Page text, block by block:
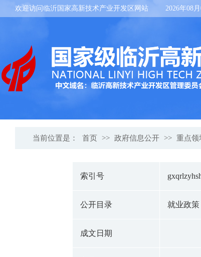
欢迎访问临沂国家高新技术产业开发区网站 2026年08月
当前位置是： 首页 >> 政府信息公开 >> 重点领
索引号
公开目录 就业政策
成文日期